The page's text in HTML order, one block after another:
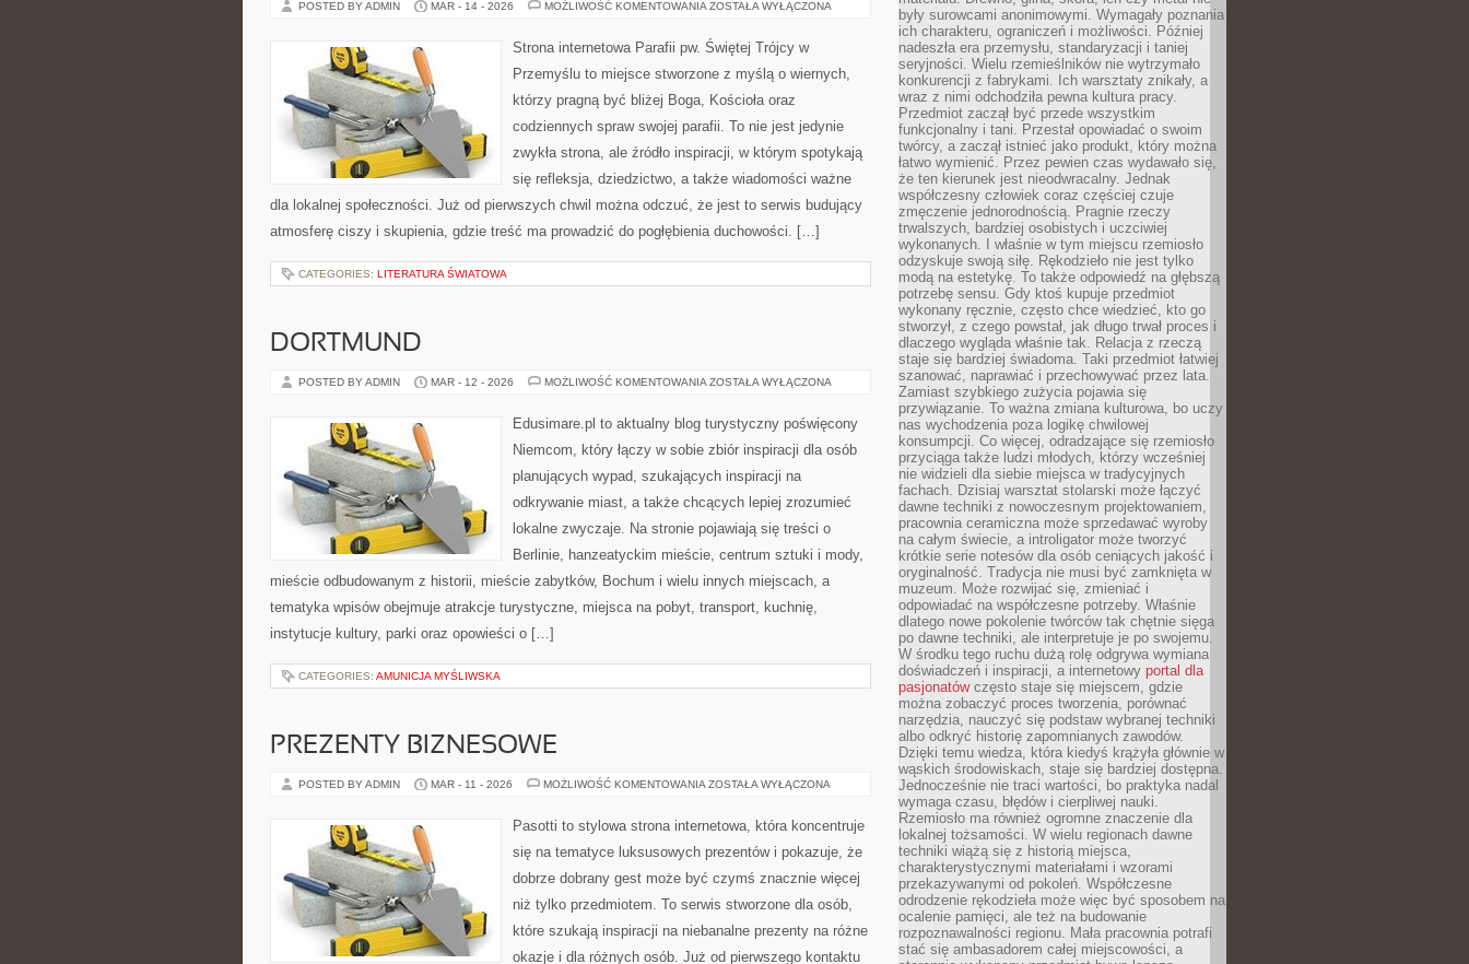
POSTED BY ADMIN MAR - 14 - 2026 MOŻLIWOŚĆ KOMENTOWANIA KATECHEZA
RELIGIJNA
ZOSTAŁA WYŁĄCZONA
Strona internetowa Parafii pw. Świętej Trójcy w
Przemyślu to miejsce stworzone z myślą o wiernych,
którzy pragną być bliżej Boga, Kościoła oraz
codziennych spraw swojej parafii. To nie jest jedynie
zwykła strona, ale źródło inspiracji, w którym spotykają
się refleksja, dziedzictwo, a także wiadomości ważne
dla lokalnej społeczności. Już od pierwszych chwil można odczuć, że jest to serwis budujący
atmosferę ciszy i skupienia, gdzie treść ma prowadzić do pogłębienia duchowości. […]
CATEGORIES: LITERATURA ŚWIATOWA
DORTMUND
POSTED BY ADMIN MAR - 12 - 2026 MOŻLIWOŚĆ KOMENTOWANIA DORTMUND
ZOSTAŁA WYŁĄCZONA
Edusimare.pl to aktualny blog turystyczny poświęcony
Niemcom, który łączy w sobie zbiór inspiracji dla osób
planujących wypad, szukających inspiracji na
odkrywanie miast, a także chcących lepiej zrozumieć
lokalne zwyczaje. Na stronie pojawiają się treści o
Berlinie, hanzeatyckim mieście, centrum sztuki i mody,
mieście odbudowanym z historii, mieście zabytków, Bochum i wielu innych miejscach, a
tematyka wpisów obejmuje atrakcje turystyczne, miejsca na pobyt, transport, kuchnię,
instytucje kultury, parki oraz opowieści o […]
CATEGORIES: AMUNICJA MYŚLIWSKA
PREZENTY BIZNESOWE
POSTED BY ADMIN MAR - 11 - 2026 MOŻLIWOŚĆ KOMENTOWANIA PREZENTY
ZOSTAŁA WYŁĄCZONA
Pasotti to stylowa strona internetowa, która koncentruje
się na tematyce luksusowych prezentów i pokazuje, że
dobrze dobrany gest może być czymś znacznie więcej
niż tylko przedmiotem. To serwis stworzone dla osób,
które szukają inspiracji na niebanalne prezenty na różne
okazje i dla różnych osób. Już od pierwszego kontaktu
były surowcami anonimowymi. Wymagały poznania
ich charakteru, ograniczeń i możliwości. Później
nadeszła era przemysłu, standaryzacji i taniej
seryjności. Wielu rzemieślników nie wytrzymało
konkurencji z fabrykami. Ich warsztaty znikały, a
wraz z nimi odchodziła pewna kultura pracy.
Przedmiot zaczął być przede wszystkim
funkcjonalny i tani. Przestał opowiadać o swoim
twórcy, a zaczął istnieć jako produkt, który można
łatwo wymienić. Przez pewien czas wydawało się,
że ten kierunek jest nieodwracalny. Jednak
współczesny człowiek coraz częściej czuje
zmęczenie jednorodnością. Pragnie rzeczy
trwalszych, bardziej osobistych i uczciwiej
wykonanych. I właśnie w tym miejscu rzemiosło
odzyskuje swoją siłę. Rękodzieło nie jest tylko
modą na estetykę. To także odpowiedź na głębszą
potrzebę sensu. Gdy ktoś kupuje przedmiot
wykonany ręcznie, często chce wiedzieć, kto go
stworzył, z czego powstał, jak długo trwał proces i
dlaczego wygląda właśnie tak. Relacja z rzeczą
staje się bardziej świadoma. Taki przedmiot łatwiej
szanować, naprawiać i przechowywać przez lata.
Zamiast szybkiego zużycia pojawia się
przywiązanie. To ważna zmiana kulturowa, bo uczy
nas wychodzenia poza logikę chwilowej
konsumpcji. Co więcej, odradzające się rzemiosło
przyciąga także ludzi młodych, którzy wcześniej
nie widzieli dla siebie miejsca w tradycyjnych
fachach. Dzisiaj warsztat stolarski może łączyć
dawne techniki z nowoczesnym projektowaniem,
pracownia ceramiczna może sprzedawać wyroby
na całym świecie, a introligator może tworzyć
krótkie serie notesów dla osób ceniących jakość i
oryginalność. Tradycja nie musi być zamknięta w
muzeum. Może rozwijać się, zmieniać i
odpowiadać na współczesne potrzeby. Właśnie
dlatego nowe pokolenie twórców tak chętnie sięga
po dawne techniki, ale interpretuje je po swojemu.
W środku tego ruchu dużą rolę odgrywa wymiana
doświadczeń i inspiracji, a internetowy portal dla
pasjonatówczęsto staje się miejscem, gdzie
można zobaczyć proces tworzenia, porównać
narzędzia, nauczyć się podstaw wybranej techniki
albo odkryć historię zapomnianych zawodów.
Dzięki temu wiedza, która kiedyś krążyła głównie w
wąskich środowiskach, staje się bardziej dostępna.
Jednocześnie nie traci wartości, bo praktyka nadal
wymaga czasu, błędów i cierpliwej nauki.
Rzemiosło ma również ogromne znaczenie dla
lokalnej tożsamości. W wielu regionach dawne
techniki wiążą się z historią miejsca,
charakterystycznymi materiałami i wzorami
przekazywanymi od pokoleń. Współczesne
odrodzenie rękodzieła może więc być sposobem na
ocalenie pamięci, ale też na budowanie
rozpoznawalności regionu. Mała pracownia potrafi
stać się ambasadorem całej miejscowości, a